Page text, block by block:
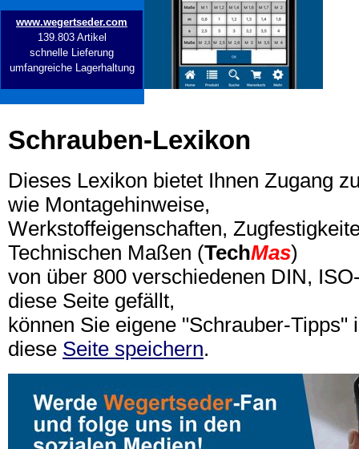
www.wegertseder.com
139.803 Artikel
schnelle Lieferung
umfangreiche Lagerhaltung
Schrauben-Lexikon
Dieses Lexikon bietet Ihnen Zugang
wie Montagehinweise,
Werkstoffeigenschaften,
Technischen Maßen (TechMas)
von über 800 verschiedenen DIN,
diese Seite gefällt,
können Sie eigene "Schrauber-Tipps"
diese Seite speichern.